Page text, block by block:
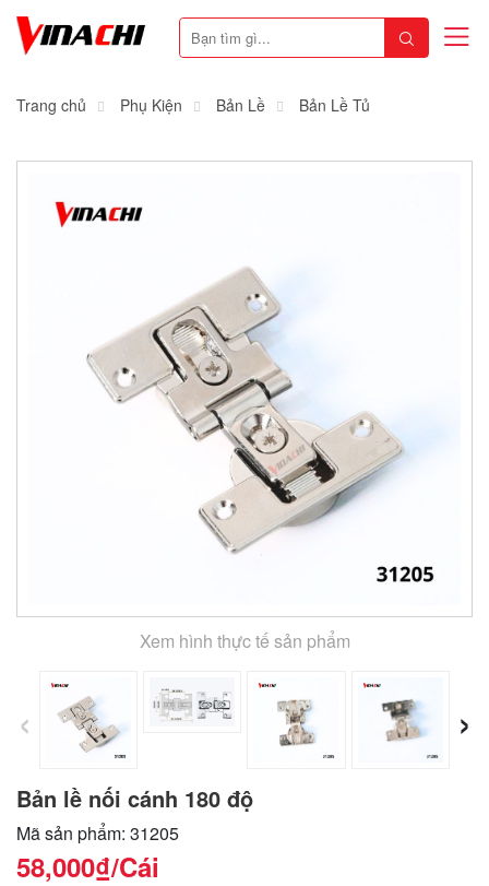
Trang chủ Phụ Kiện Bản Lề Bản Lề Tủ
Xem hình thực tế sản phẩm
‹ ›
Bản lề nối cánh 180 độ
Mã sản phẩm: 31205
58,000₫/Cái